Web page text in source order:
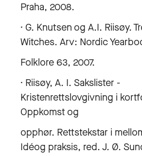
Praha, 2008.
· G. Knutsen og A.I. Riisøy.
Witches. Arv: Nordic
Folklore 63, 2007.
· Riisøy, A. I. Sakslister -
Kristenrettslovgivning i
Oppkomst og
opphør. Rettstekstar i
Idéog praksis, red. J. Ø.